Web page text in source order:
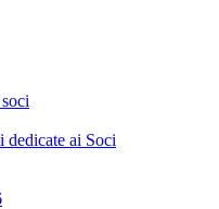
dedicate ai Soci